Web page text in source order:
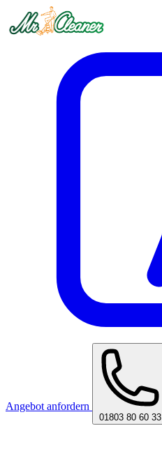
Angebot anfordern
01803 80 60 33